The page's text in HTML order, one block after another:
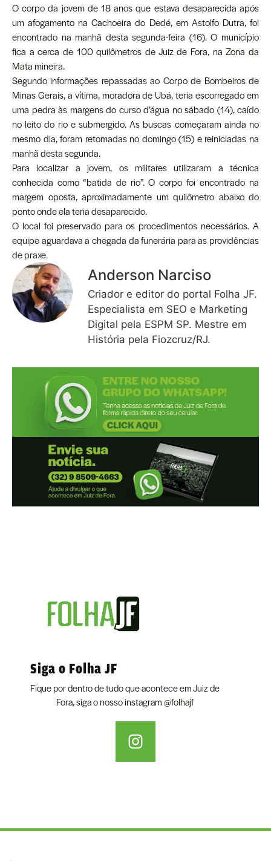
O corpo da jovem de 18 anos que estava desaparecida após
um afogamento na Cachoeira do Dedé, em Astolfo Dutra, foi
encontrado na manhã desta segunda-feira (16). O município
fica a cerca de 100 quilômetros de Juiz de Fora, naZona da
Mata mineira.
Segundo informações repassadas ao Corpo de Bombeirosde
Minas Gerais, a vítima, moradora de Ubá, teria escorregado em
uma pedra às margens do curso d’água no sábado (14), caído
no leito do rio e submergido. As buscas começaram ainda no
mesmo dia, foram retomadas no domingo (15) e reiniciadas na
manhã desta segunda.
Para localizar a jovem, os militares utilizaram a técnica
conhecida como “batida de rio”. O corpo foi encontrado na
margem oposta, aproximadamente um quilômetro abaixo do
ponto onde ela teria desaparecido.
O local foi preservado para os procedimentos necessários. A
equipe aguardava a chegada da funerária para as providências
de praxe.
Anderson Narciso
Criador e editor do portal Folha JF.
Especialista em SEO e Marketing
Digital pela ESPM SP. Mestre em
História pela Fiozcruz/RJ.
Siga o Folha JF
Fique por dentro de tudo que acontece em Juiz de
Fora, siga o nosso instagram@folhajf